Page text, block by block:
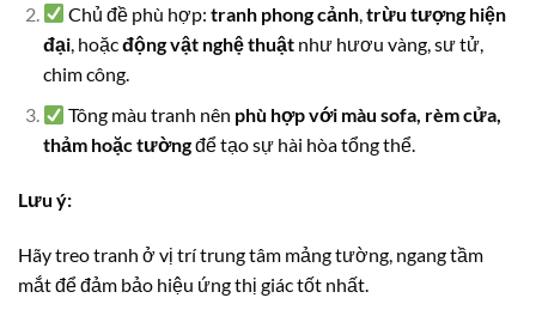
Chủ đề phù hợp:tranh phong cảnh,trừu tượng hiện
đại, hoặcđộng vật nghệ thuậtnhư hươu vàng, sư tử,
chim công.
Tông màu tranh nên phù hợp với màu sofa, rèm cửa,
thảm hoặc tườngđể tạo sự hài hòa tổng thể.
Lưu ý:
Hãy treo tranh ở vị trí trung tâm mảng tường, ngang tầm
mắt để đảm bảo hiệu ứng thị giác tốt nhất.